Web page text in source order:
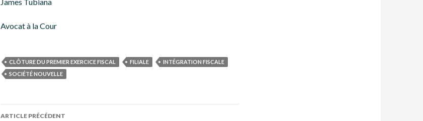
Avocat à la Cour
CLÔTURE DU PREMIER EXERCICE FISCAL FILIALE
INTÉGRATION FISCALE
SOCIÉTÉ NOUVELLE
Navigation
ARTICLE PRÉCÉDENT